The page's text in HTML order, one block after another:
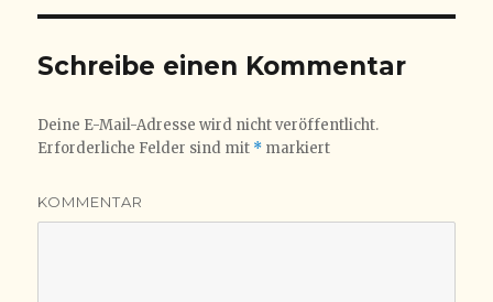
Schreibe einen Kommentar
Deine E-Mail-Adresse wird nicht veröffentlicht.
Erforderliche Felder sind mit * markiert
KOMMENTAR